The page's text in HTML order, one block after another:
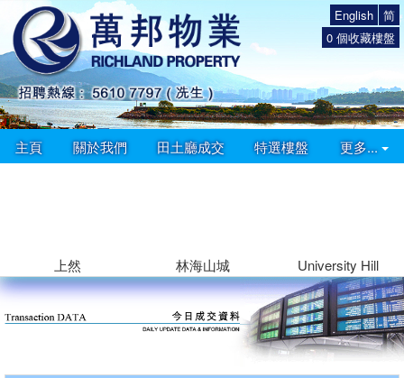
简
English
0 個收藏樓盤
主頁 關於我們 田土廳成交 特選樓盤 更多...
上然 林海山城 University Hill